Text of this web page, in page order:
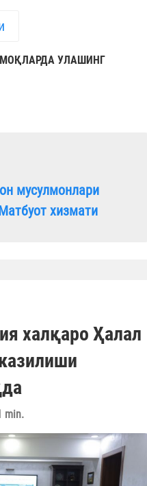
УЛАШИНГ
мусулмонлари
хизмати
халқаро Ҳалал
min.